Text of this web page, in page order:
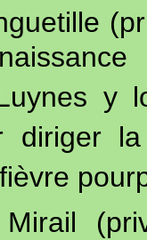
y
diriger